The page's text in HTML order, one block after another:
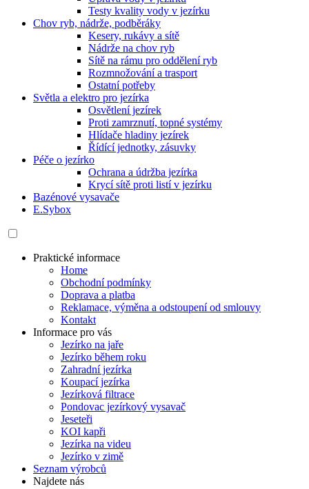
Testy kvality vody v jezírku
Chov ryb, nádrže, podběráky
Kesery, rukávy a sítě
Nádrže na chov ryb
Sítě na rámu pro oddělení ryb
Rozmnožování a trasport
Ostatní potřeby
Světla a elektro pro jezírka
Osvětlení jezírek
Proti zamrznutí, topné systémy
Hlídače hladiny jezírek
Řídící jednotky, zásuvky
Péče o jezírko
Ochrana a údržba jezírka
Krycí sítě proti listí v jezírku
Bazénové vysavače
E.Sybox
Praktické informace
Home
Obchodní podmínky
Doprava a platba
Reklamace, výměna a odstoupení od smlouvy
Kontakt
Informace pro vás
Jezírko na jaře
Jezírko během roku
Zahradní jezírka
Koupací jezírka
Jezírková filtrace
Pondovac jezírkový vysavač
Jeseteři
KOI kapři
Jezírka na videu
Jezírko v zimě
Seznam výrobců
Najdete nás